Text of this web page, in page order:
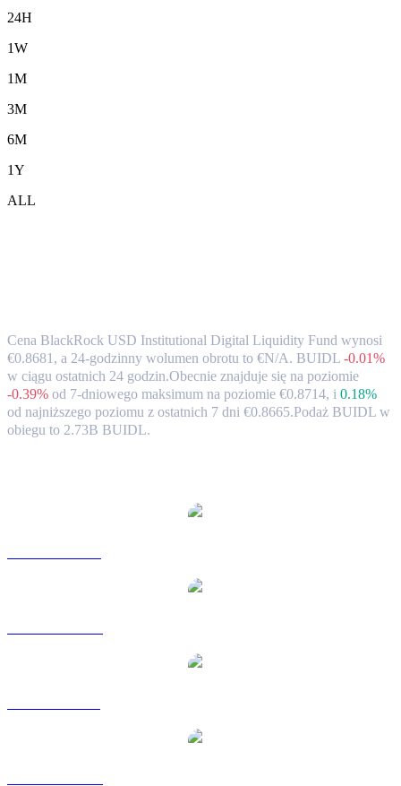
24H
1W
1M
3M
6M
1Y
ALL
Cena BlackRock USD Institutional Digital Liquidity Fund wynosi
€0.8681, a 24-godzinny wolumen obrotu to €N/A. BUIDL -0.01%
w ciągu ostatnich 24 godzin.Obecnie znajduje się na poziomie
-0.39% od 7-dniowego maksimum na poziomie €0.8714, i 0.18%
od najniższego poziomu z ostatnich 7 dni €0.8665.Podaż BUIDL w
obiegu to 2.73B BUIDL.